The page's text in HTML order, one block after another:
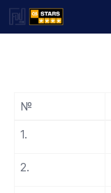
№
1.
2.